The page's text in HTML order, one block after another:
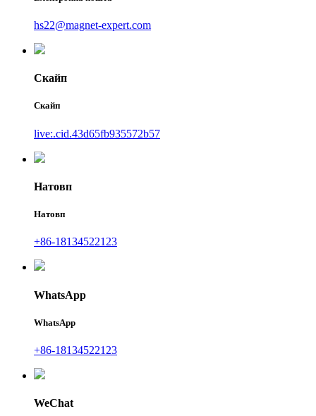
hs22@magnet-expert.com
Скайп
Скайп
live:.cid.43d65fb935572b57
Натовп
Натовп
+86-18134522123
WhatsApp
WhatsApp
+86-18134522123
WeChat